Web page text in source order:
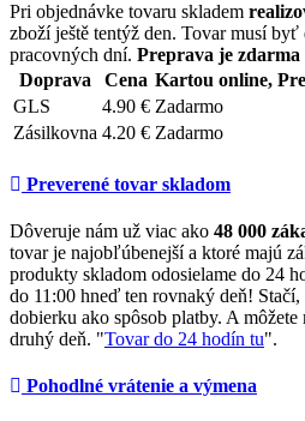
Pri objednávke tovaru skladem
zboží ještě tentýž den. Tovar musí byť
pracovných dní. Preprava je
Doprava
Cena Kartou online,
GLS
4.90 € Zadarmo
Zásilkovna 4.20 € Zadarmo
Preverené tovar skladom
Dôveruje nám už viac ako 48 000
tovar je najobľúbenejší a ktoré majú
produkty skladom odosielame do 24
do 11:00 hneď ten rovnaký deň!
dobierku ako spôsob platby. A
druhý deň. "Tovar do 24 hodín tu".
Pohodlné vrátenie a výmena